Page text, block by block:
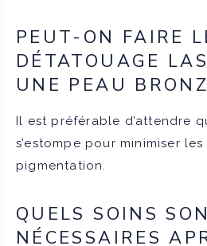
PEUT-ON FAIRE
DÉTATOUAGE
UNE PEAU
Il est préférable d’attendre
s’estompe pour minimiser
pigmentation.
QUELS SOINS
NÉCESSAIRES